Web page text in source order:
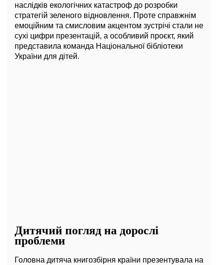
наслідків екологічних катастроф до розробки
стратегій зеленого відновлення. Проте справжнім
емоційним та смисловим акцентом зустрічі стали не
сухі цифри презентацій, а особливий проєкт, який
представила команда Національної бібліотеки
України для дітей.
Дитячий погляд на дорослі
проблеми
Головна дитяча книгозбірня країни презентувала на